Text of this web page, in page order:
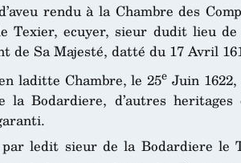
rendu à la Chambre des
Texier, ecuyer, sieur dudit lieu de
de Sa Majesté, datté du 17 Avril
laditte Chambre, le 25e Juin
la Bodardiere, d’autres
ledit sieur de la Bodardiere le